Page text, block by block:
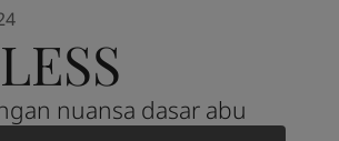
nuansa dasar abu